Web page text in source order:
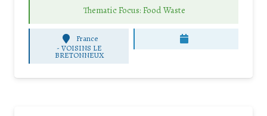
Thematic Focus: Food Waste
France
- VOISINS LE
BRETONNEUX